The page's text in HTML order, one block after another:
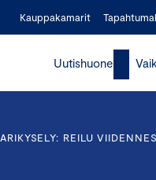
Kauppakamarit
Uutishuone
REILU